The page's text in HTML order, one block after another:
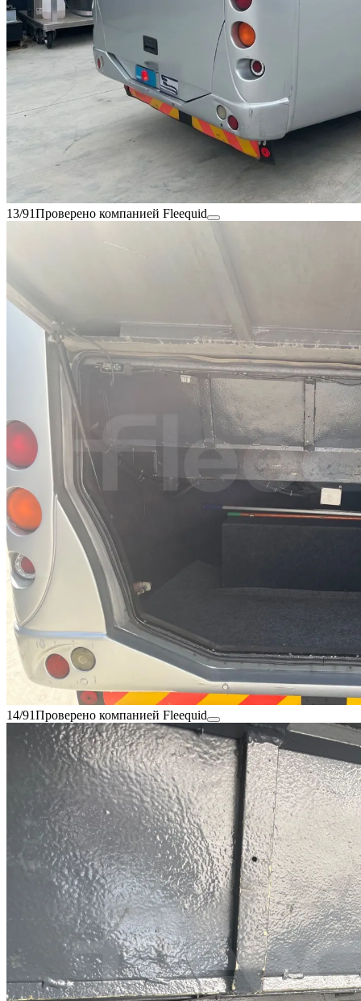
13/91Проверено компанией Fleequid
14/91Проверено компанией Fleequid